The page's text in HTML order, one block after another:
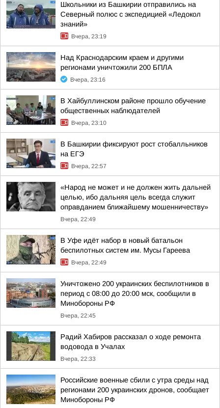
Школьники из Башкирии отправились на
Северный полюс с экспедицией «Ледокол
знаний»
Вчера, 23:19
Над Краснодарским краем и другими
регионами уничтожили 200 БПЛА
Вчера, 23:16
В Хайбуллинском районе прошло обучение
общественных наблюдателей
Вчера, 23:10
В Башкирии фиксируют рост стобалльников
на ЕГЭ
Вчера, 22:57
«Народ не может и не должен жить дальней
целью, ибо дальняя цель всегда служит
оправданием ближайшему мошенничеству»
Вчера, 22:49
В Уфе идёт набор в новый батальон
беспилотных систем им. Мусы Гареева
Вчера, 22:49
Уничтожено 200 украинских беспилотников в
период с 08:00 до 20:00 мск, сообщили в
Минобороны РФ
Вчера, 22:45
Радий Хабиров рассказал о ходе ремонта
водовода в Учалах
Вчера, 22:33
Российские военные сбили с утра среды над
регионами 200 украинских дронов, сообщает
Минобороны РФ